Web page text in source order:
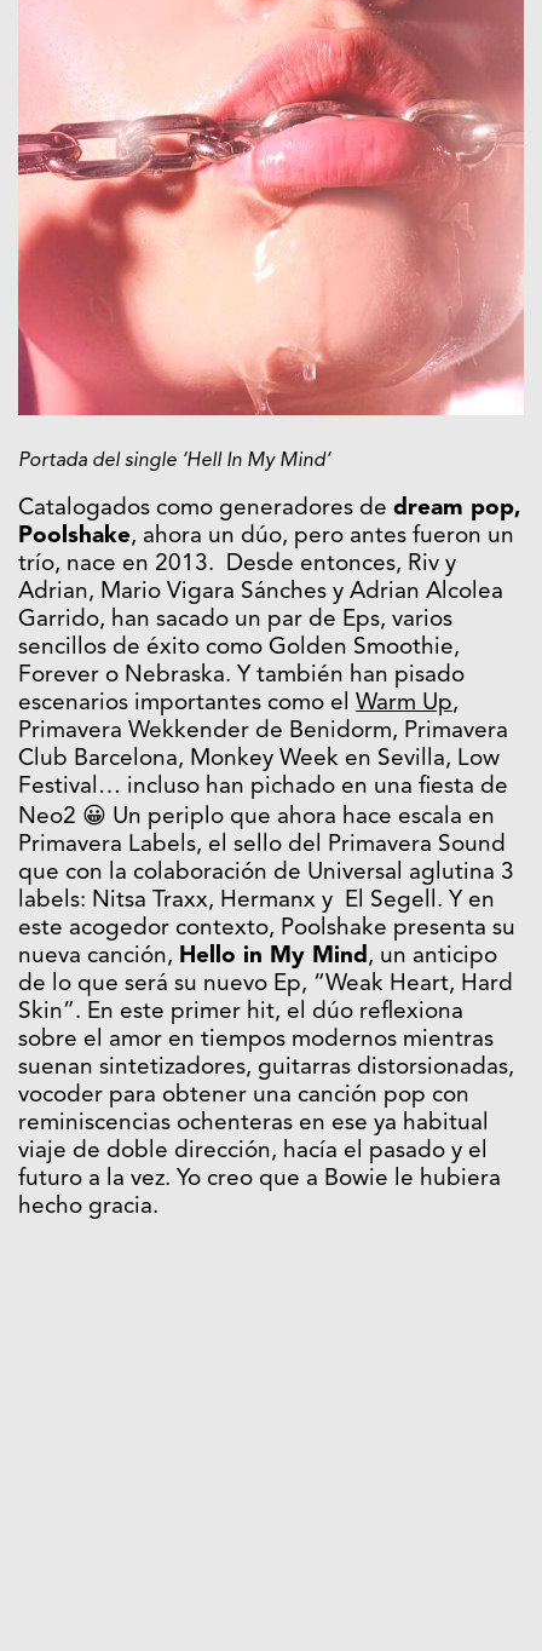
Portada del single ‘Hell In My Mind’
Catalogados como generadores de dream pop,
Poolshake, ahora un dúo, pero antes fueron un
trío, nace en 2013. Desde entonces, Riv y
Adrian, Mario Vigara Sánches y Adrian Alcolea
Garrido, han sacado un par de Eps, varios
sencillos de éxito como Golden Smoothie,
Forever o Nebraska. Y también han pisado
escenarios importantes como el Warm Up,
Primavera Wekkender de Benidorm, Primavera
Club Barcelona, Monkey Week en Sevilla, Low
Festival… incluso han pichado en una fiesta de
Neo2 😀 Un periplo que ahora hace escala en
Primavera Labels, el sello del Primavera Sound
que con la colaboración de Universal aglutina 3
labels: Nitsa Traxx, Hermanx y El Segell. Y en
este acogedor contexto, Poolshake presenta su
nueva canción, Hello in My Mind, un anticipo
de lo que será su nuevo Ep, “Weak Heart, Hard
Skin”. En este primer hit, el dúo reflexiona
sobre el amor en tiempos modernos mientras
suenan sintetizadores, guitarras distorsionadas,
vocoder para obtener una canción pop con
reminiscencias ochenteras en ese ya habitual
viaje de doble dirección, hacía el pasado y el
futuro a la vez. Yo creo que a Bowie le hubiera
hecho gracia.